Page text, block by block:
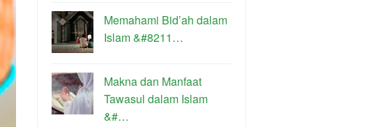
Memahami Bid’ah dalam
Islam &#8211…
Makna dan Manfaat
Tawasul dalam Islam
&#…